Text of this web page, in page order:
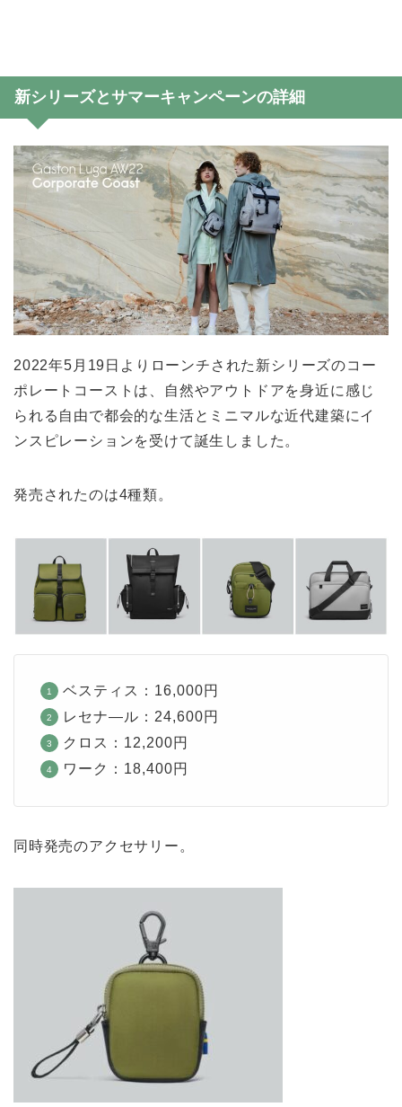
新シリーズとサマーキャンペーンの詳細
2022年5月19日よりローンチされた新シリーズのコー
ポレートコーストは、自然やアウトドアを身近に感じ
られる自由で都会的な生活とミニマルな近代建築にイ
ンスピレーションを受けて誕生しました。
発売されたのは4種類。
ベスティス：16,000円
レセナ―ル：24,600円
クロス：12,200円
ワーク：18,400円
同時発売のアクセサリー。